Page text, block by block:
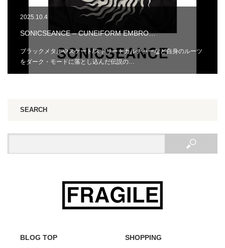
2025.10.4
SONICSEANCE – CUNEIFORM EMBRO…
ブラックメタルやスケート/ストリートカルチャーなど自身のルーツ
をダーク・モードに落とし込んだ伝説の…
SEARCH
BLOG TOP SHOPPING